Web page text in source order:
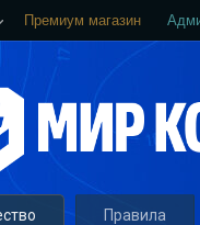
Премиум магазин
Правила